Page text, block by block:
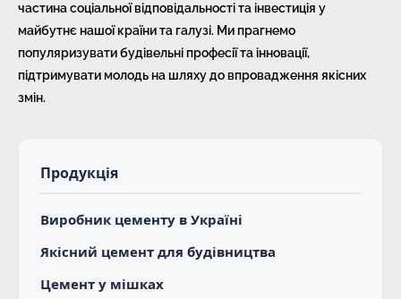
частина соціальної відповідальності та інвестиція у
майбутнє нашої країни та галузі. Ми прагнемо
популяризувати будівельні професії та інновації,
підтримувати молодь на шляху до впровадження якісних
змін.
Продукція
Виробник цементу в Україні
Якісний цемент для будівництва
Цемент у мішках